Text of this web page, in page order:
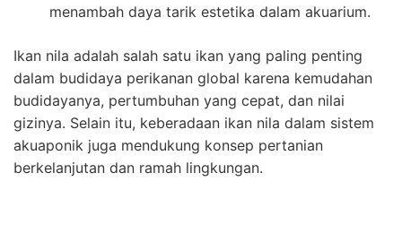
menambah daya tarik estetika dalam akuarium.
Ikan nila adalah salah satu ikan yang paling penting
dalam budidaya perikanan global karena kemudahan
budidayanya, pertumbuhan yang cepat, dan nilai
gizinya. Selain itu, keberadaan ikan nila dalam sistem
akuaponik juga mendukung konsep pertanian
berkelanjutan dan ramah lingkungan.